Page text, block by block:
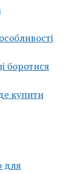
боротися
купити
для